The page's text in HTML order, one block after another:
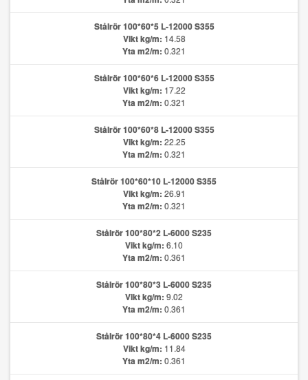
Stålrör 100*60*5 L-12000 S355
Vikt kg/m: 14.58
Yta m2/m: 0.321
Stålrör 100*60*6 L-12000 S355
Vikt kg/m: 17.22
Yta m2/m: 0.321
Stålrör 100*60*8 L-12000 S355
Vikt kg/m: 22.25
Yta m2/m: 0.321
Stålrör 100*60*10 L-12000 S355
Vikt kg/m: 26.91
Yta m2/m: 0.321
Stålrör 100*80*2 L-6000 S235
Vikt kg/m: 6.10
Yta m2/m: 0.361
Stålrör 100*80*3 L-6000 S235
Vikt kg/m: 9.02
Yta m2/m: 0.361
Stålrör 100*80*4 L-6000 S235
Vikt kg/m: 11.84
Yta m2/m: 0.361